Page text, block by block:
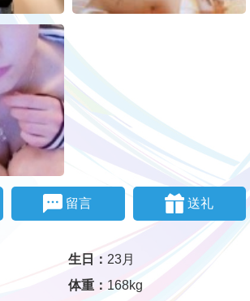
留言 送礼
生日： 23月
体重： 168kg